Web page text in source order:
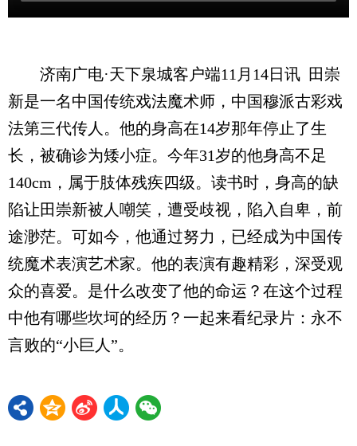
济南广电·天下泉城客户端11月14日讯 田崇
新是一名中国传统戏法魔术师，中国穆派古彩戏
法第三代传人。他的身高在14岁那年停止了生
长，被确诊为矮小症。今年31岁的他身高不足
140cm，属于肢体残疾四级。读书时，身高的缺
陷让田崇新被人嘲笑，遭受歧视，陷入自卑，前
途渺茫。可如今，他通过努力，已经成为中国传
统魔术表演艺术家。他的表演有趣精彩，深受观
众的喜爱。是什么改变了他的命运？在这个过程
中他有哪些坎坷的经历？一起来看纪录片：永不
言败的“小巨人”。